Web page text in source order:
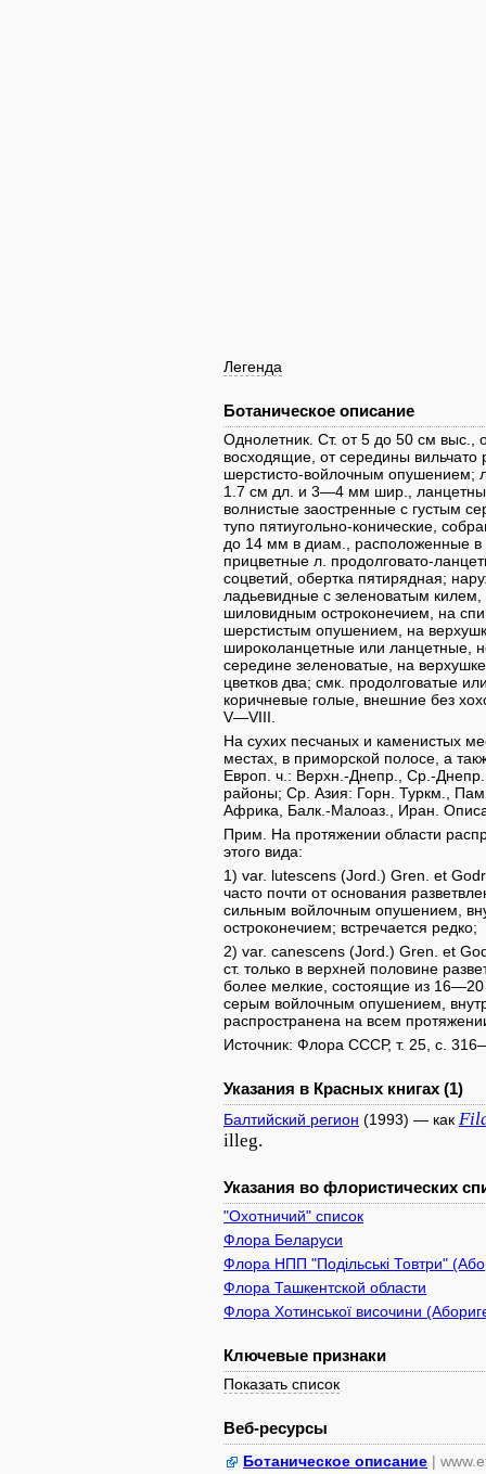
Легенда
Ботаническое описание
Однолетник. Ст. от 5 до 50 см
восходящие, от середины
шерстисто-войлочным опушением;
1.7 см дл. и 3—4 мм шир.,
волнистые заостренные с густым
тупо пятиугольно-конические,
до 14 мм в диам., расположенные в
прицветные л. продолговато-
соцветий, обертка пятирядная;
ладьевидные с зеленоватым
шиловидным остроконечием, на
шерстистым опушением, на
широколанцетные или ланцетные,
середине зеленоватые, на
цветков два; смк. продолговатые
коричневые голые, внешние без
V—VIII.
Ha сухих песчаных и каменистых
местах, в приморской полосе, а
Европ. ч.: Верхн.-Днепр., Ср.-
районы; Ср. Азия: Горн. Туркм.,
Африка, Балк.-Малоаз., Иран.
Прим. На протяжении области
этого вида:
1) var. lutescens (Jord.) Gren. et
часто почти от основания
сильным войлочным опушением,
остроконечием; встречается редко;
2) var. canescens (Jord.) Gren. et
ст. только в верхней половине
более мелкие, состоящие из 16—20
серым войлочным опушением,
распространена на всем
Источник: Флора СССР, т. 25, с.
Указания в Красных книгах (1)
Балтийский регион (1993) — как
illeg.
Указания во флористических
"Охотничий" список
Флора Беларуси
Флора НПП "Подільські Товтри"
Флора Ташкентской области
Флора Хотинської височини
Ключевые признаки
Показать список
Веб-ресурсы
Ботаническое описание |